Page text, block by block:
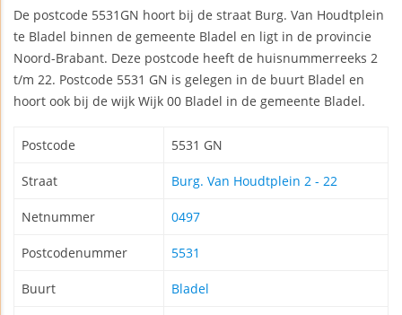
De postcode 5531GN hoort bij de straat Burg. Van Houdtplein
te Bladel binnen de gemeente Bladel en ligt in de provincie
Noord-Brabant. Deze postcode heeft de huisnummerreeks 2
t/m 22. Postcode 5531 GN is gelegen in de buurt Bladel en
hoort ook bij de wijk Wijk 00 Bladel in de gemeente Bladel.
Postcode 5531 GN
Straat Burg. Van Houdtplein 2 - 22
Netnummer 0497
Postcodenummer 5531
Buurt Bladel